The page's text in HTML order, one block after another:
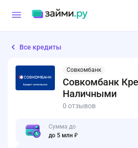
Все кредиты
Совкомбанк
Совкомбанк
Наличными
0 отзывов
Сумма до
до 5 млн ₽